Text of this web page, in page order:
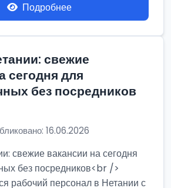
Подробнее
свежие
сегодня для
без посредников
16.06.2026
свежие вакансии на сегодня
без посредников<br />
рабочий персонал в Нетании с